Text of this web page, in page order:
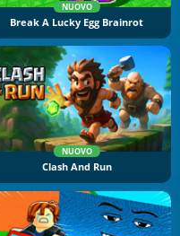
NUOVO
Break A Lucky Egg Brainrot
NUOVO
Clash And Run